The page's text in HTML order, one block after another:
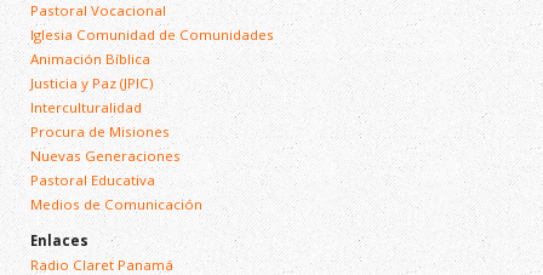
Pastoral Vocacional
Iglesia Comunidad de Comunidades
Animación Bíblica
Justicia y Paz (JPIC)
Interculturalidad
Procura de Misiones
Nuevas Generaciones
Pastoral Educativa
Medios de Comunicación
Enlaces
Radio Claret Panamá